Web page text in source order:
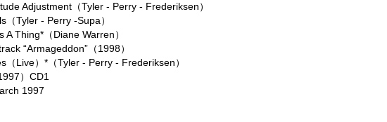
Adjustment（Tyler - Perry - Frederiksen）
Tyler - Perry -Supa）
Thing*（Diane Warren）
“Armageddon”（1998）
Live）*（Tyler - Perry - Frederiksen）
）CD1
1997